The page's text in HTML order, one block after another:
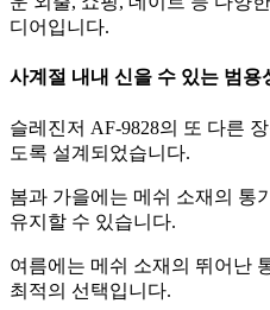
디어입니다.
사계절 내내 신을 수 있는 범용
슬레진저 AF-9828의 또 다른
도록 설계되었습니다.
봄과 가을에는 메쉬 소재의 통
유지할 수 있습니다.
여름에는 메쉬 소재의 뛰어난
최적의 선택입니다.